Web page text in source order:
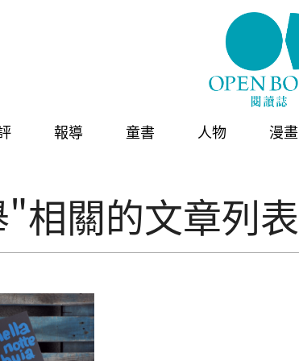
報導 童書 人物 漫畫
相關的文章列表